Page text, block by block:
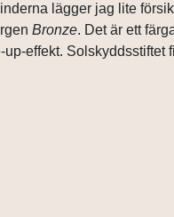
lägger jag lite
Bronze. Det är ett
effekt. Solskyddsstiftet